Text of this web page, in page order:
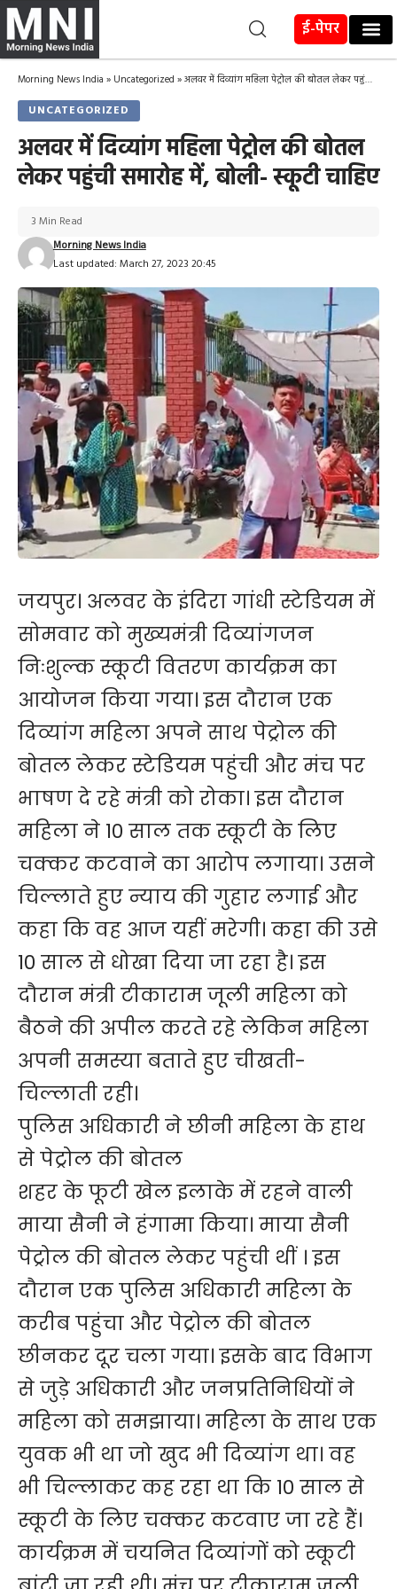
ई-पेपर
Morning News India » Uncategorized »अलवर में दिव्यांग महिला पेट्रोल की बोतल लेकर पहुंची समारोह में, बोली- स्कूटी चाहिए
UNCATEGORIZED
अलवर में दिव्यांग महिला पेट्रोल की बोतल
लेकर पहुंची समारोह में, बोली- स्कूटी चाहिए
Last updated: March 27, 2023 20:45
Morning News India
3 Min Read
जयपुर। अलवर के इंदिरा गांधी स्टेडियम में
सोमवार को मुख्यमंत्री दिव्यांगजन
निःशुल्क स्कूटी वितरण कार्यक्रम का
आयोजन किया गया। इस दौरान एक
दिव्यांग महिला अपने साथ पेट्रोल की
बोतल लेकर स्टेडियम पहुंची और मंच पर
भाषण दे रहे मंत्री को रोका। इस दौरान
महिला ने 10 साल तक स्कूटी के लिए
चक्कर कटवाने का आरोप लगाया। उसने
चिल्लाते हुए न्याय की गुहार लगाई और
कहा कि वह आज यहीं मरेगी। कहा की उसे
10 साल से धोखा दिया जा रहा है। इस
दौरान मंत्री टीकाराम जूली महिला को
बैठने की अपील करते रहे लेकिन महिला
अपनी समस्या बताते हुए चीखती-
चिल्लाती रही।
पुलिस अधिकारी ने छीनी महिला के हाथ
से पेट्रोल की बोतल
शहर के फूटी खेल इलाके में रहने वाली
माया सैनी ने हंगामा किया। माया सैनी
पेट्रोल की बोतल लेकर पहुंची थीं । इस
दौरान एक पुलिस अधिकारी महिला के
करीब पहुंचा और पेट्रोल की बोतल
छीनकर दूर चला गया। इसके बाद विभाग
से जुड़े अधिकारी और जनप्रतिनिधियों ने
महिला को समझाया। महिला के साथ एक
युवक भी था जो खुद भी दिव्यांग था। वह
भी चिल्लाकर कह रहा था कि 10 साल से
स्कूटी के लिए चक्कर कटवाए जा रहे हैं।
कार्यक्रम में चयनित दिव्यांगों को स्कूटी